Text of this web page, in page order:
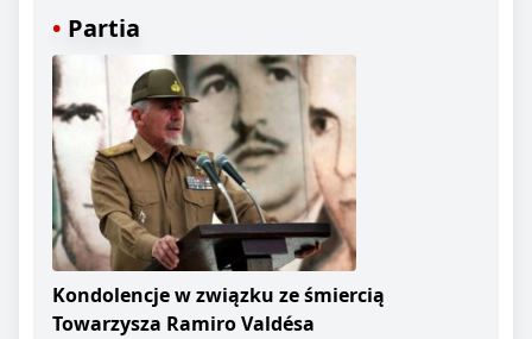
Partia
Kondolencje w związku ze śmiercią
Towarzysza Ramiro Valdésa